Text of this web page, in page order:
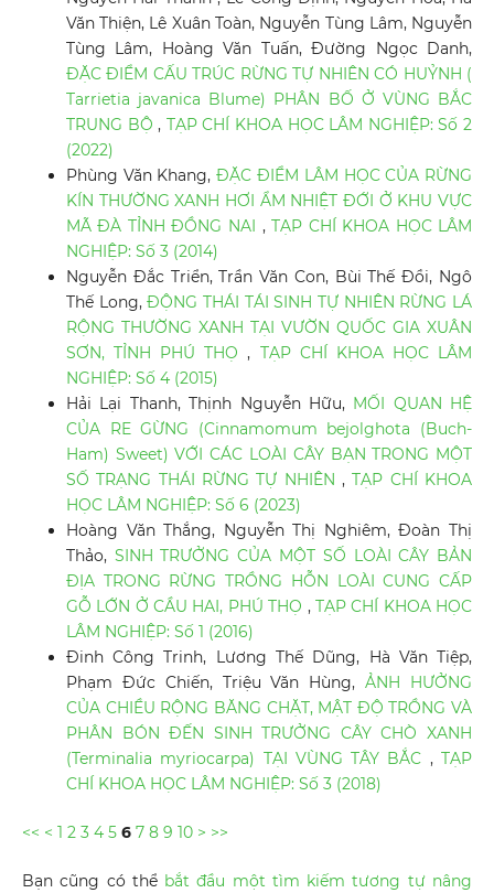
Văn Thiện, Lê Xuân Toàn, Nguyễn Tùng Lâm, Nguyễn
Tùng Lâm, Hoàng Văn Tuấn, Đường Ngọc Danh,
ĐẶC ĐIỂM CẤU TRÚC RỪNG TỰ NHIÊN CÓ HUỶNH (
Tarrietia javanica Blume) PHÂN BỐ Ở VÙNG BẮC
TRUNG BỘ, TẠP CHÍ KHOA HỌC LÂM NGHIỆP: Số 2
(2022)
Phùng Văn Khang,ĐẶC ĐIỂM LÂM HỌC CỦA RỪNG
KÍN THƯỜNG XANH HƠI ẨM NHIỆT ĐỚI Ở KHU VỰC
MÃ ĐÀ TỈNH ĐỒNG NAI ,TẠP CHÍ KHOA HỌC LÂM
NGHIỆP: Số 3 (2014)
Nguyễn Đắc Triển, Trần Văn Con, Bùi Thế Đồi, Ngô
Thế Long,ĐỘNG THÁI TÁI SINH TỰ NHIÊN RỪNG LÁ
RỘNG THƯỜNG XANH TẠI VƯỜN QUỐC GIA XUÂN
SƠN, TỈNH PHÚ THỌ, TẠP CHÍ KHOA HỌC LÂM
NGHIỆP: Số 4 (2015)
Hải Lại Thanh, Thịnh Nguyễn Hữu, MỐI QUAN HỆ
CỦA RE GỪNG (Cinnamomum bejolghota (Buch-
Ham) Sweet) VỚI CÁC LOÀI CÂY BẠN TRONG MỘT
SỐ TRẠNG THÁI RỪNG TỰ NHIÊN,TẠP CHÍ KHOA
HỌC LÂM NGHIỆP: Số 6 (2023)
Hoàng Văn Thắng, Nguyễn Thị Nghiêm, Đoàn Thị
Thảo, SINH TRƯỞNG CỦA MỘT SỐ LOÀI CÂY BẢN
ĐỊA TRONG RỪNG TRỒNG HỖN LOÀI CUNG CẤP
GỖ LỚN Ở CẦU HAI, PHÚ THỌ , TẠP CHÍ KHOA HỌC
LÂM NGHIỆP: Số 1 (2016)
Đinh Công Trinh, Lương Thế Dũng, Hà Văn Tiệp,
Phạm Đức Chiến, Triệu Văn Hùng,ẢNH HƯỞNG
CỦA CHIỀU RỘNG BĂNG CHẶT, MẬT ĐỘ TRỒNG VÀ
PHÂN BÓN ĐẾN SINH TRƯỞNG CÂY CHÒ XANH
(Terminalia myriocarpa) TẠI VÙNG TÂY BẮC ,TẠP
CHÍ KHOA HỌC LÂM NGHIỆP: Số 3 (2018)
<< < 1 2 3 4 5 6 7 8 9 10 > >>
Bạn cũng có thể bắt đầu một tìm kiếm tương tự nâng